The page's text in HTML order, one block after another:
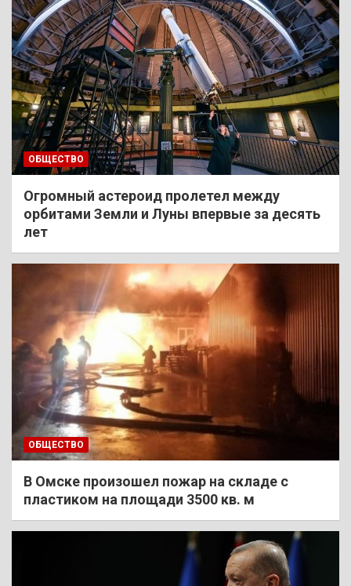
ОБЩЕСТВО
Огромный астероид пролетел между
орбитами Земли и Луны впервые за десять
лет
ОБЩЕСТВО
В Омске произошел пожар на складе с
пластиком на площади 3500 кв. м